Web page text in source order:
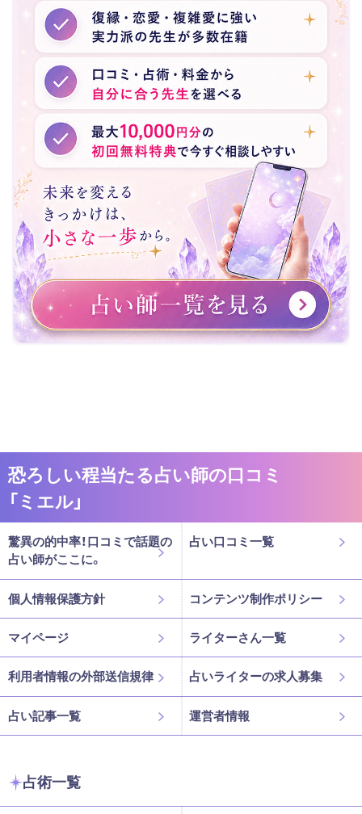
恐ろしい程当たる占い師の口コミ
「ミエル」
驚異の的中率！口コミで話題の
占い師がここに。
占い口コミ一覧
個人情報保護方針 コンテンツ制作ポリシー
マイページ ライターさん一覧
利用者情報の外部送信規律 占いライターの求人募集
占い記事一覧 運営者情報
占術一覧